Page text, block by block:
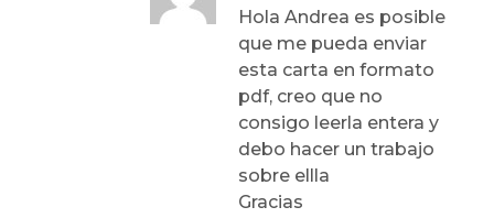
Hola Andrea es posible
que me pueda enviar
esta carta en formato
pdf, creo que no
consigo leerla entera y
debo hacer un trabajo
sobre ellla
Gracias